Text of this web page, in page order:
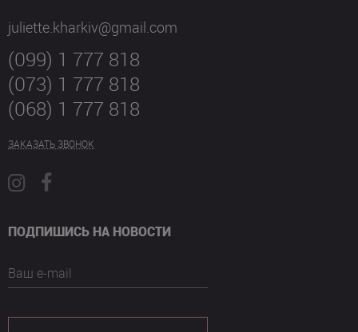
juliette.kharkiv@gmail.com
(099) 1 777 818
(073) 1 777 818
(068) 1 777 818
ЗАКАЗАТЬ ЗВОНОК
ПОДПИШИСЬ НА НОВОСТИ
Ваш e-mail